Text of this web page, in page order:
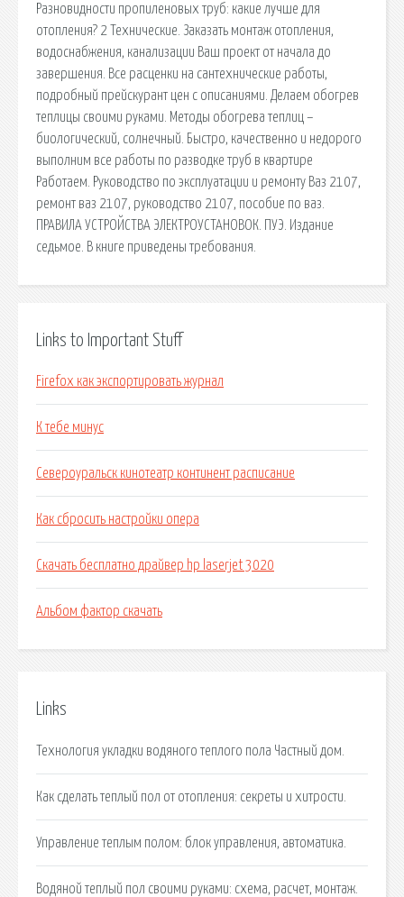
Разновидности пропиленовых труб: какие лучше для
отопления? 2 Технические. Заказать монтаж отопления,
водоснабжения, канализации Ваш проект от начала до
завершения. Все расценки на сантехнические работы,
подробный прейскурант цен с описаниями. Делаем обогрев
теплицы своими руками. Методы обогрева теплиц –
биологический, солнечный. Быстро, качественно и недорого
выполним все работы по разводке труб в квартире
Работаем. Руководство по эксплуатации и ремонту Ваз 2107,
ремонт ваз 2107, руководство 2107, пособие по ваз.
ПРАВИЛА УСТРОЙСТВА ЭЛЕКТРОУСТАНОВОК. ПУЭ. Издание
седьмое. В книге приведены требования.
Links to Important Stuff
Firefox как экспортировать журнал
К тебе минус
Североуральск кинотеатр континент расписание
Как сбросить настройки опера
Скачать бесплатно драйвер hp laserjet 3020
Альбом фактор скачать
Links
Технология укладки водяного теплого пола Частный дом.
Как сделать теплый пол от отопления: секреты и хитрости.
Управление теплым полом: блок управления, автоматика.
Водяной теплый пол своими руками: схема, расчет, монтаж.